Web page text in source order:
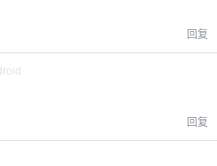
回复
回复